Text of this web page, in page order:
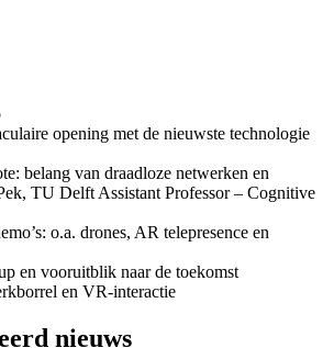
opening met de nieuwste technologie
belang van draadloze netwerken en
TU Delft Assistant Professor – Cognitive
o.a. drones, AR telepresence en
en vooruitblik naar de toekomst
en VR-interactie
nieuws